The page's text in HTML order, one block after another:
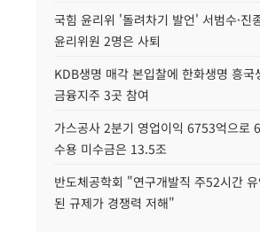
국힘 윤리위 '돌려차기 발언' 서범수·진
윤리위원 2명은 사퇴
KDB생명 매각 본입찰에 한화생명 흥국
금융지주 3곳 참여
가스공사 2분기 영업이익 6753억으로
수용 미수금은 13.5조
반도체공학회 "연구개발직 주52시간
된 규제가 경쟁력 저해"